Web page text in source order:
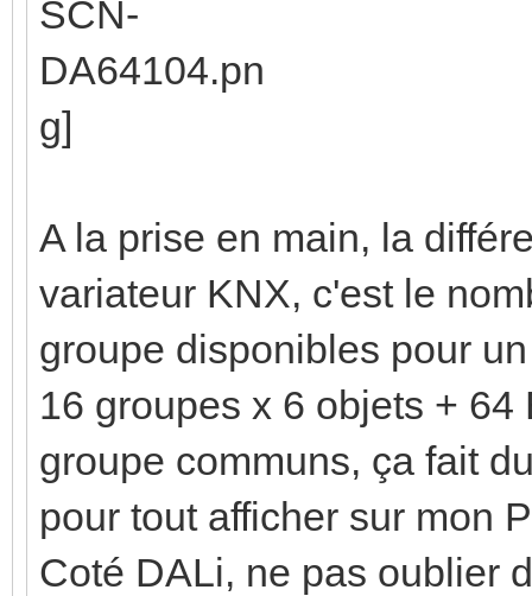
A la prise en main, la
variateur KNX, c'est le
groupe disponibles pour
16 groupes x 6 objets +
groupe communs, ça fait
pour tout afficher sur mon
Coté DALi, ne pas oublier